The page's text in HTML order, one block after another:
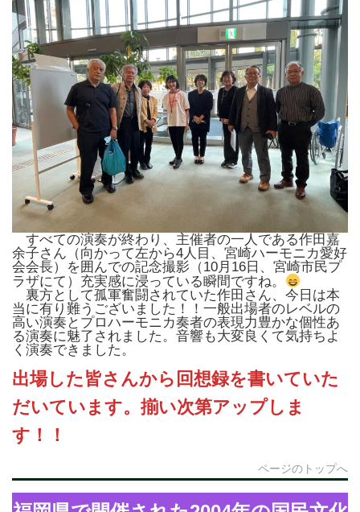
すべての演奏が終わり、主催者の一人である作田嘉
余子さん（向かって左から4人目、宮崎ハーモニカ愛好
会会長）を囲んでの記念撮影（10月16日、宮崎市民プ
ラザにて）充実感に浸っている瞬間ですね。
裏方として孤軍奮闘されていた作田さん、今日は本
当に有り難うございました！！一般出場者のレベルの
高い演奏とプロハーモニカ奏者の表現力豊かな個性あ
る演奏に魅了されました。音響も大変良くて気持ちよ
く演奏できました。
出場した皆さんから回想録を書いていた
だいています。揃い次第アップしま
す！！
ページのトップへ